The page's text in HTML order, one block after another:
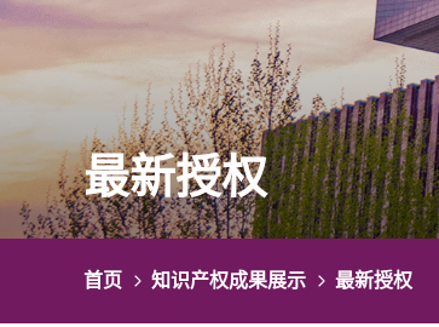
最新授权
首页 知识产权成果展示 最新授权